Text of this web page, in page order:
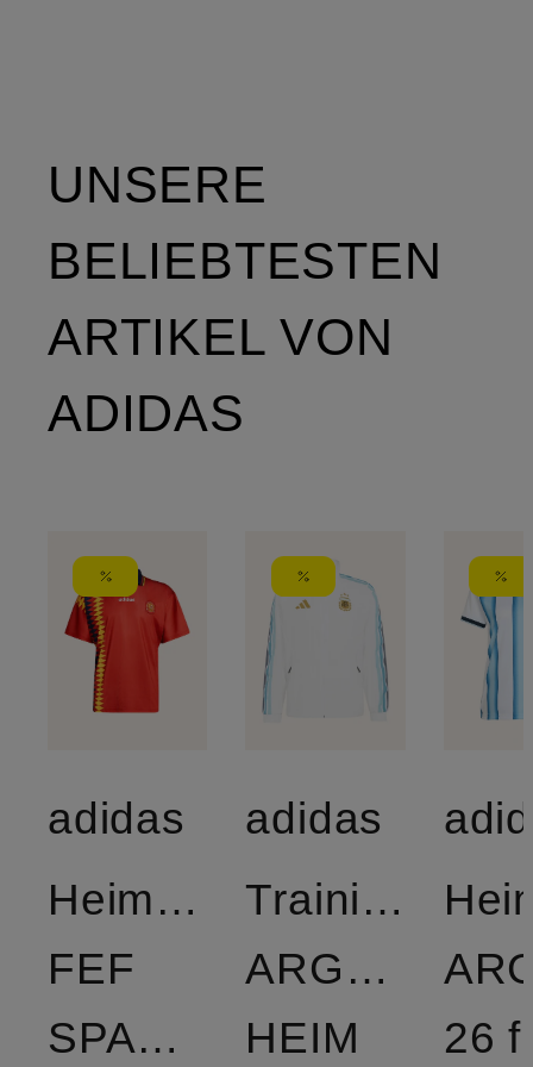
UNSERE
BELIEBTESTEN
ARTIKEL VON
ADIDAS
adidas
Heimtrikot
FEF
SPANIEN
adidas
HEIM
26